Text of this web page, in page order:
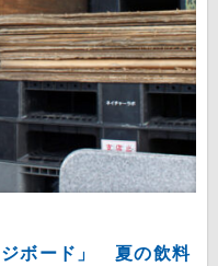
ジボード」 夏の飲料